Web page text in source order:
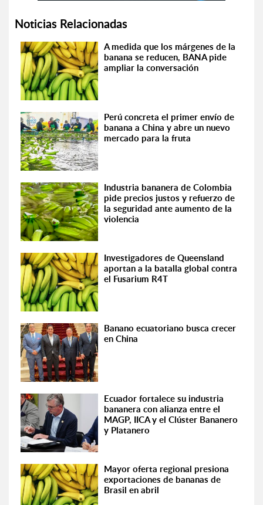
Noticias Relacionadas
A medida que los márgenes de la
banana se reducen, BANA pide
ampliar la conversación
Perú concreta el primer envío de
banana a China y abre un nuevo
mercado para la fruta
Industria bananera de Colombia
pide precios justos y refuerzo de
la seguridad ante aumento de la
violencia
Investigadores de Queensland
aportan a la batalla global contra
el Fusarium R4T
Banano ecuatoriano busca crecer
en China
Ecuador fortalece su industria
bananera con alianza entre el
MAGP, IICA y el Clúster Bananero
y Platanero
Mayor oferta regional presiona
exportaciones de bananas de
Brasil en abril